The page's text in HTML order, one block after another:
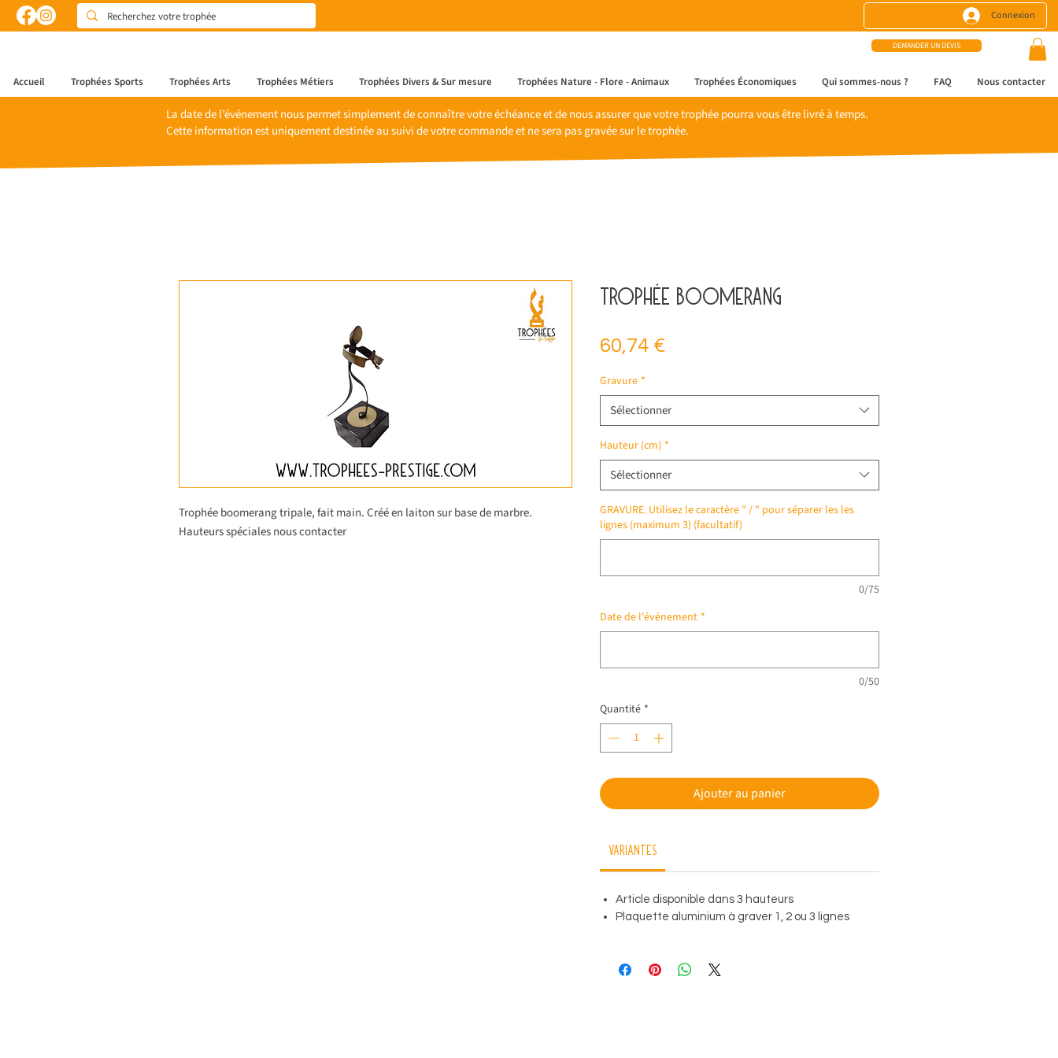
Connexion
DEMANDER UN DEVIS
Accueil Trophées Sports Trophées Arts Trophées Métiers Trophées Divers & Sur mesure Trophées Nature - Flore - Animaux Trophées Économiques Qui sommes-nous ? FAQ Nous contacter
La date de l’événement nous permet simplement de connaître votre échéance et de nous assurer que votre trophée pourra vous être livré à temps.
Cette information est uniquement destinée au suivi de votre commande et ne sera pas gravée sur le trophée.
Trophée boomerang tripale, fait main. Créé en laiton sur base de marbre.
Hauteurs spéciales nous contacter
Trophée boomerang
60,74 €
Gravure *
Sélectionner
Hauteur (cm) *
Sélectionner
GRAVURE. Utilisez le caractère " / " pour séparer les les
lignes (maximum 3) (facultatif)
0/75
Date de l'événement *
0/50
Quantité *
Ajouter au panier
Variantes
Article disponible dans 3 hauteurs
Plaquette aluminium à graver 1, 2 ou 3 lignes